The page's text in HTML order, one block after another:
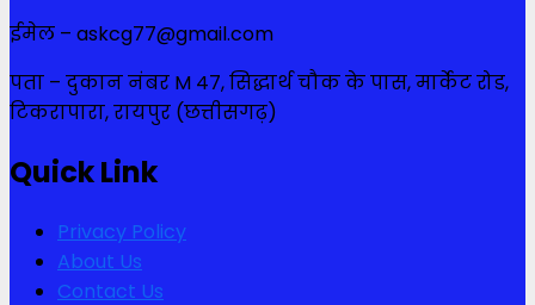
ईमेल – askcg77@gmail.com
पता – दुकान नंबर M 47, सिद्धार्थ चौक के पास, मार्केट रोड,
टिकरापारा, रायपुर (छत्तीसगढ़)
Quick Link
Privacy Policy
About Us
Contact Us